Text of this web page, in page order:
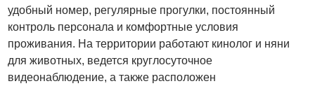
удобный номер, регулярные прогулки, постоянный
контроль персонала и комфортные условия
проживания. На территории работают кинолог и няни
для животных, ведется круглосуточное
видеонаблюдение, а также расположен